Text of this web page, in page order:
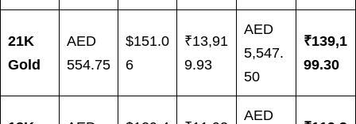
21K
Gold
AED
554.75
$151.0
6
₹13,91
9.93
AED
5,547.
50
₹139,1
99.30
AED